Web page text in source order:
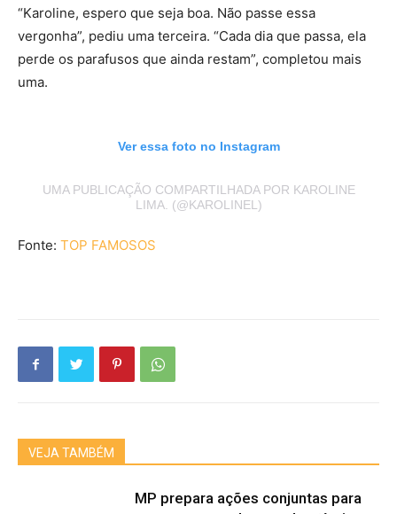
“Karoline, espero que seja boa. Não passe essa
vergonha”, pediu uma terceira. “Cada dia que passa, ela
perde os parafusos que ainda restam”, completou mais
uma.
Ver essa foto no Instagram
UMA PUBLICAÇÃO COMPARTILHADA POR KAROLINE
LIMA. (@KAROLINEL)
Fonte: TOP FAMOSOS
VEJA TAMBÉM
MP prepara ações conjuntas para